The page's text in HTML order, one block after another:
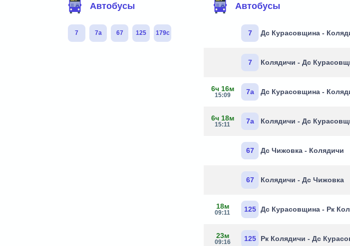
Автобусы
7 7а 67 125 179с
Автобусы
7 Дс Курасовщина -
7 Колядичи - Дс
6ч 16м
15:09 7а Дс Курасовщина -
6ч 18м
15:11 7а Колядичи - Дс
67 Дс Чижовка - Колядичи
67 Колядичи - Дс Чижовка
18м
09:11 125 Дс Курасовщина - Рк
23м
09:16 125 Рк Колядичи - Дс